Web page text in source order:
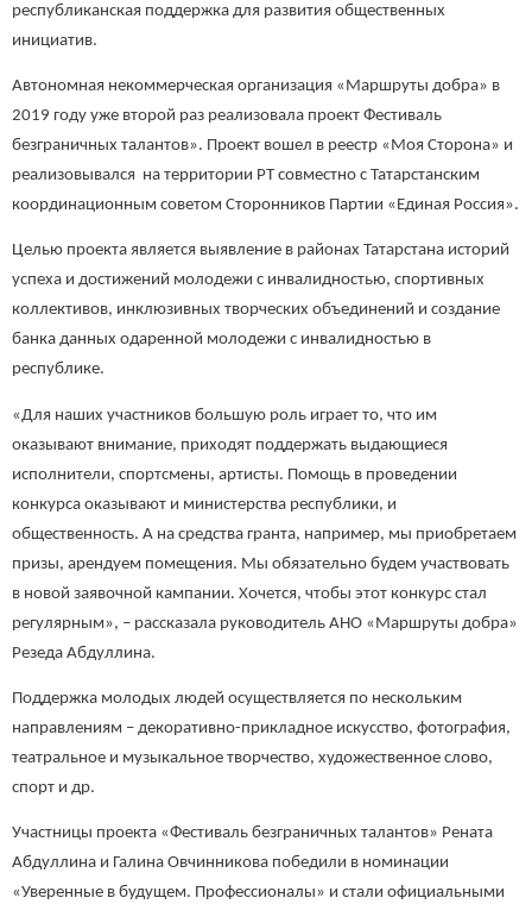
республиканская поддержка для развития общественных
инициатив.
Автономная некоммерческая организация «Маршруты добра» в
2019 году уже второй раз реализовала проект Фестиваль
безграничных талантов». Проект вошел в реестр «Моя Сторона» и
реализовывался на территории РТ совместно с Татарстанским
координационным советом Сторонников Партии «Единая Россия».
Целью проекта является выявление в районах Татарстана историй
успеха и достижений молодежи с инвалидностью, спортивных
коллективов, инклюзивных творческих объединений и создание
банка данных одаренной молодежи с инвалидностью в
республике.
«Для наших участников большую роль играет то, что им
оказывают внимание, приходят поддержать выдающиеся
исполнители, спортсмены, артисты. Помощь в проведении
конкурса оказывают и министерства республики, и
общественность. А на средства гранта, например, мы приобретаем
призы, арендуем помещения. Мы обязательно будем участвовать
в новой заявочной кампании. Хочется, чтобы этот конкурс стал
регулярным», – рассказала руководитель АНО «Маршруты добра»
Резеда Абдуллина.
Поддержка молодых людей осуществляется по нескольким
направлениям – декоративно-прикладное искусство, фотография,
театральное и музыкальное творчество, художественное слово,
спорт и др.
Участницы проекта «Фестиваль безграничных талантов» Рената
Абдуллина и Галина Овчинникова победили в номинации
«Уверенные в будущем. Профессионалы» и стали официальными